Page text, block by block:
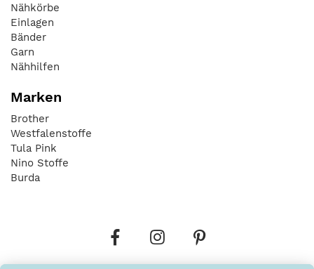
Nähkörbe
Einlagen
Bänder
Garn
Nähhilfen
Marken
Brother
Westfalenstoffe
Tula Pink
Nino Stoffe
Burda